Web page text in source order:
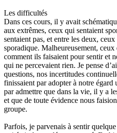
Les difficultés
Dans ces cours, il y avait
aux extrêmes, ceux qui sentaient
sentaient pas, et entre les deux,
sporadique. Malheureusement, ceux
comment ils faisaient pour sentir et
qui ne percevaient rien. Je pense
questions, nos incertitudes
finissaient par adopter à notre égard
par admettre que dans la vie, il y a
et que de toute évidence nous
groupe.
Parfois, je parvenais à sentir